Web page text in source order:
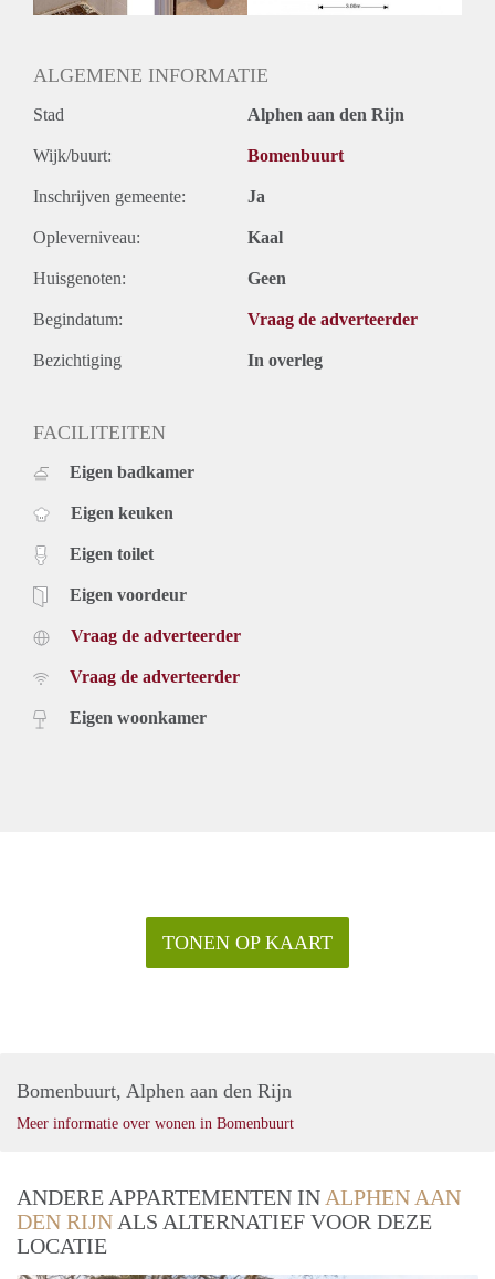
ALGEMENE INFORMATIE
Stad Alphen aan den Rijn
Wijk/buurt: Bomenbuurt
Inschrijven gemeente: Ja
Opleverniveau: Kaal
Huisgenoten: Geen
Begindatum: Vraag de adverteerder
Bezichtiging In overleg
FACILITEITEN
Eigen badkamer
Eigen keuken
Eigen toilet
Eigen voordeur
Vraag de adverteerder
Vraag de adverteerder
Eigen woonkamer
TONEN OP KAART
Bomenbuurt, Alphen aan den Rijn
Meer informatie over wonen in Bomenbuurt
ANDERE APPARTEMENTEN IN ALPHEN AAN
DEN RIJN ALS ALTERNATIEF VOOR DEZE
LOCATIE